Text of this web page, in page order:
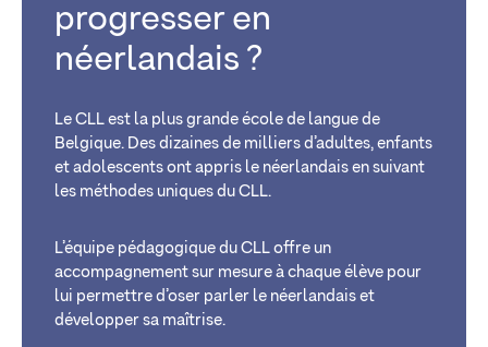
progresser en
néerlandais ?
Le CLL est la plus grande école de langue de
Belgique. Des dizaines de milliers d’adultes, enfants
et adolescents ont appris le néerlandais en suivant
les méthodes uniques du CLL.
L’équipe pédagogique du CLL offre un
accompagnement sur mesure à chaque élève pour
lui permettre d’oser parler le néerlandais et
développer sa maîtrise.